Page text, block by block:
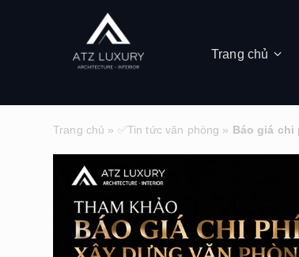
Trang chủ
Trang chủ » ✅Tin tức văn phòng » Báo giá chi